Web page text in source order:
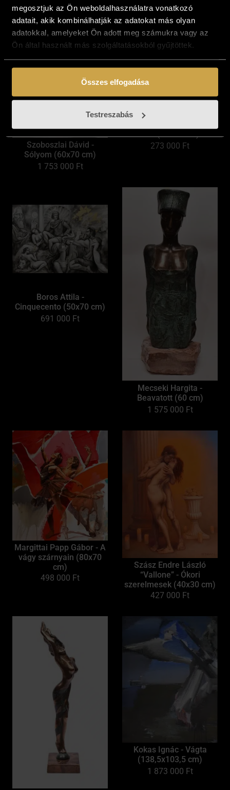
megosztjuk az Ön weboldalhasználatra vonatkozó
adatait, akik kombinálhatják az adatokat más olyan
adatokkal, amelyeket Ön adott meg számukra vagy az
Ön által használt más szolgáltatásokból gyűjtöttek.
Összes elfogadása
Testreszabás
Szoboszlai Dávid -
Sólyom (60x70 cm)
1 753 000 Ft
felé (40x50 cm)
273 000 Ft
Boros Attila -
Cinquecento (50x70 cm)
691 000 Ft
Mecseki Hargita -
Beavatott (60 cm)
1 575 000 Ft
Margittai Papp Gábor - A
vágy szárnyain (80x70
cm)
498 000 Ft
Szász Endre László
“Vallone” - Ókori
szerelmesek (40x30 cm)
427 000 Ft
Kokas Ignác - Vágta
(138,5x103,5 cm)
1 873 000 Ft